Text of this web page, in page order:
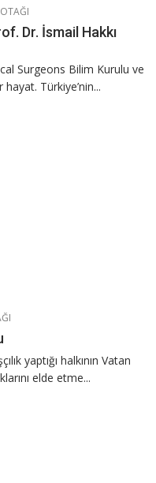
Dr. İsmail Hakkı
Surgeons Bilim Kurulu ve
Türkiye’nin...
yaptığı halkının Vatan
elde etme...